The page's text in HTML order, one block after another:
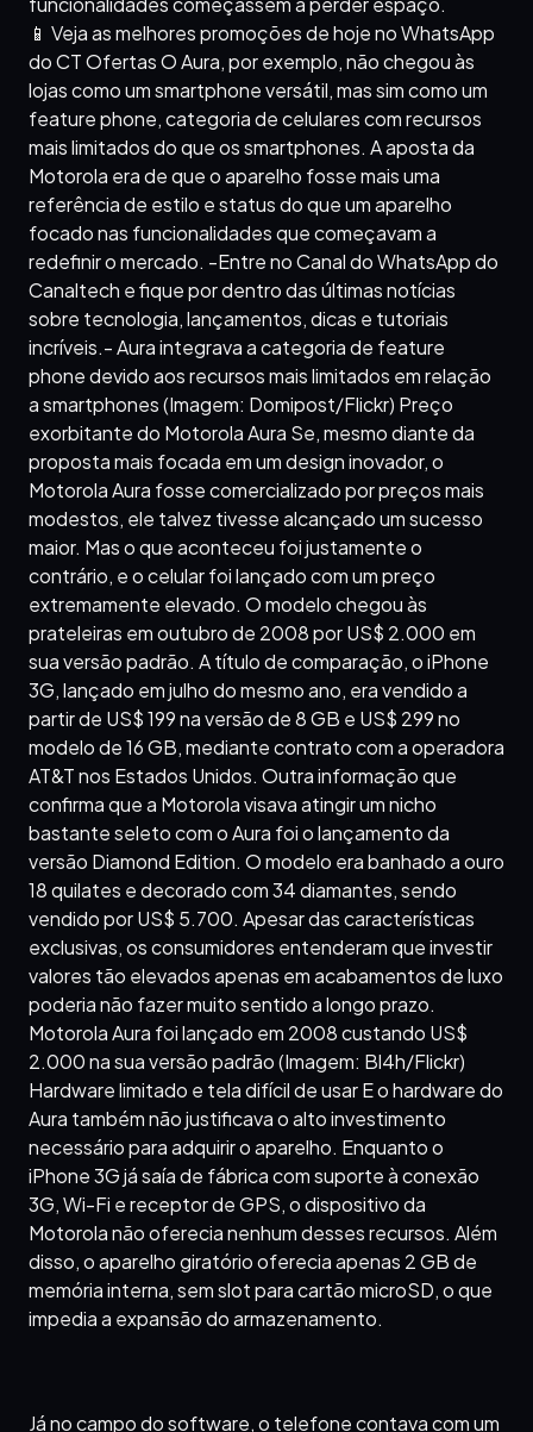
📱 Veja as melhores promoções de hoje no WhatsApp
do CT Ofertas O Aura, por exemplo, não chegou às
lojas como um smartphone versátil, mas sim como um
feature phone, categoria de celulares com recursos
mais limitados do que os smartphones. A aposta da
Motorola era de que o aparelho fosse mais uma
referência de estilo e status do que um aparelho
focado nas funcionalidades que começavam a
redefinir o mercado. -Entre no Canal do WhatsApp do
Canaltech e fique por dentro das últimas notícias
sobre tecnologia, lançamentos, dicas e tutoriais
incríveis.- Aura integrava a categoria de feature
phone devido aos recursos mais limitados em relação
a smartphones (Imagem: Domipost/Flickr) Preço
exorbitante do Motorola Aura Se, mesmo diante da
proposta mais focada em um design inovador, o
Motorola Aura fosse comercializado por preços mais
modestos, ele talvez tivesse alcançado um sucesso
maior. Mas o que aconteceu foi justamente o
contrário, e o celular foi lançado com um preço
extremamente elevado. O modelo chegou às
prateleiras em outubro de 2008 por US$ 2.000 em
sua versão padrão. A título de comparação, o iPhone
3G, lançado em julho do mesmo ano, era vendido a
partir de US$ 199 na versão de 8 GB e US$ 299 no
modelo de 16 GB, mediante contrato com a operadora
AT&T nos Estados Unidos. Outra informação que
confirma que a Motorola visava atingir um nicho
bastante seleto com o Aura foi o lançamento da
versão Diamond Edition. O modelo era banhado a ouro
18 quilates e decorado com 34 diamantes, sendo
vendido por US$ 5.700. Apesar das características
exclusivas, os consumidores entenderam que investir
valores tão elevados apenas em acabamentos de luxo
poderia não fazer muito sentido a longo prazo.
Motorola Aura foi lançado em 2008 custando US$
2.000 na sua versão padrão (Imagem: Bl4h/Flickr)
Hardware limitado e tela difícil de usar E o hardware do
Aura também não justificava o alto investimento
necessário para adquirir o aparelho. Enquanto o
iPhone 3G já saía de fábrica com suporte à conexão
3G, Wi-Fi e receptor de GPS, o dispositivo da
Motorola não oferecia nenhum desses recursos. Além
disso, o aparelho giratório oferecia apenas 2 GB de
memória interna, sem slot para cartão microSD, o que
impedia a expansão do armazenamento.
Já no campo do software, o telefone contava com um